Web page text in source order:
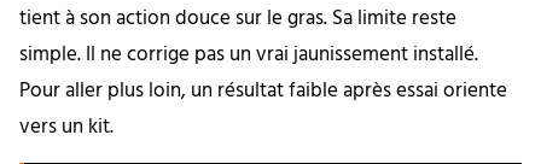
tient à son action douce sur le gras. Sa limite reste
simple. Il ne corrige pas un vrai jaunissement installé.
Pour aller plus loin, un résultat faible après essai oriente
vers un kit.